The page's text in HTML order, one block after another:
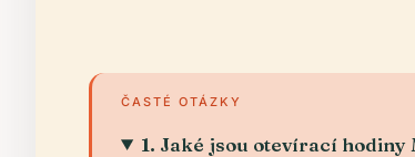
ČASTÉ OTÁZKY
1. Jaké jsou otevírací